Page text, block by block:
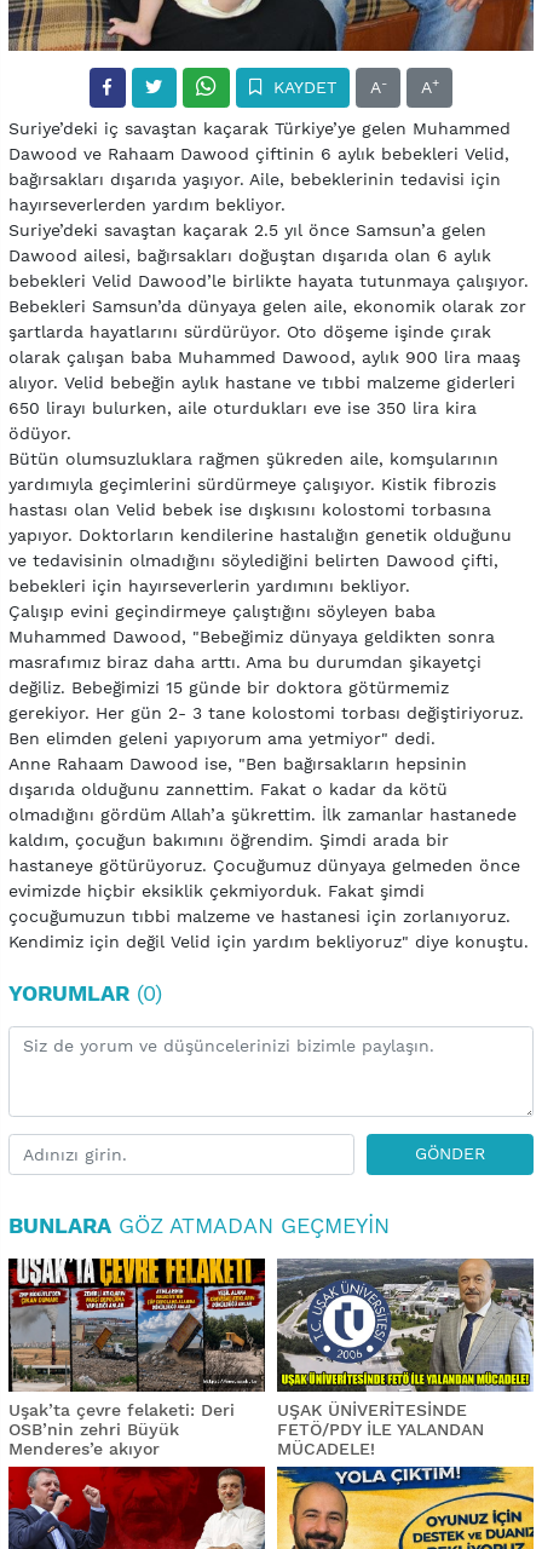
KAYDET A- A+
Suriye’deki iç savaştan kaçarak Türkiye’ye gelen Muhammed
Dawood ve Rahaam Dawood çiftinin 6 aylık bebekleri Velid,
bağırsakları dışarıda yaşıyor. Aile, bebeklerinin tedavisi için
hayırseverlerden yardım bekliyor.
Suriye’deki savaştan kaçarak 2.5 yıl önce Samsun’a gelen
Dawood ailesi, bağırsakları doğuştan dışarıda olan 6 aylık
bebekleri Velid Dawood’le birlikte hayata tutunmaya çalışıyor.
Bebekleri Samsun’da dünyaya gelen aile, ekonomik olarak zor
şartlarda hayatlarını sürdürüyor. Oto döşeme işinde çırak
olarak çalışan baba Muhammed Dawood, aylık 900 lira maaş
alıyor. Velid bebeğin aylık hastane ve tıbbi malzeme giderleri
650 lirayı bulurken, aile oturdukları eve ise 350 lira kira
ödüyor.
Bütün olumsuzluklara rağmen şükreden aile, komşularının
yardımıyla geçimlerini sürdürmeye çalışıyor. Kistik fibrozis
hastası olan Velid bebek ise dışkısını kolostomi torbasına
yapıyor. Doktorların kendilerine hastalığın genetik olduğunu
ve tedavisinin olmadığını söylediğini belirten Dawood çifti,
bebekleri için hayırseverlerin yardımını bekliyor.
Çalışıp evini geçindirmeye çalıştığını söyleyen baba
Muhammed Dawood, "Bebeğimiz dünyaya geldikten sonra
masrafımız biraz daha arttı. Ama bu durumdan şikayetçi
değiliz. Bebeğimizi 15 günde bir doktora götürmemiz
gerekiyor. Her gün 2- 3 tane kolostomi torbası değiştiriyoruz.
Ben elimden geleni yapıyorum ama yetmiyor" dedi.
Anne Rahaam Dawood ise, "Ben bağırsakların hepsinin
dışarıda olduğunu zannettim. Fakat o kadar da kötü
olmadığını gördüm Allah’a şükrettim. İlk zamanlar hastanede
kaldım, çocuğun bakımını öğrendim. Şimdi arada bir
hastaneye götürüyoruz. Çocuğumuz dünyaya gelmeden önce
evimizde hiçbir eksiklik çekmiyorduk. Fakat şimdi
çocuğumuzun tıbbi malzeme ve hastanesi için zorlanıyoruz.
Kendimiz için değil Velid için yardım bekliyoruz" diye konuştu.
YORUMLAR (0)
GÖNDER
BUNLARA GÖZ ATMADAN GEÇMEYIN
Uşak’ta çevre felaketi: Deri
OSB’nin zehri Büyük
Menderes’e akıyor
UŞAK ÜNİVERİTESİNDE
FETÖ/PDY İLE YALANDAN
MÜCADELE!